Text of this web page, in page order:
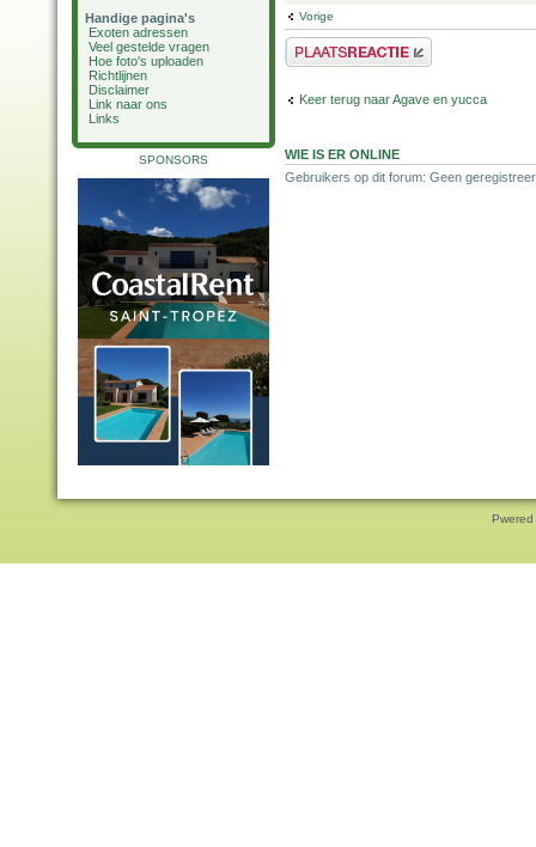
Handige pagina's
Exoten adressen
Veel gestelde vragen
Hoe foto's uploaden
Richtlijnen
Disclaimer
Link naar ons
Links
SPONSORS
Vorige
Plaats een reactie
Keer terug naar Agave en yucca
WIE IS ER ONLINE
Gebruikers op dit forum: Geen